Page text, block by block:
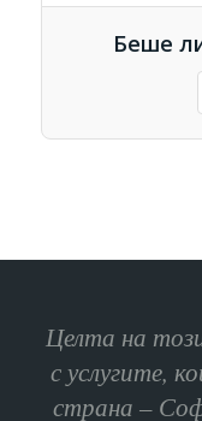
Беше
Целта на
с услугите,
страна –